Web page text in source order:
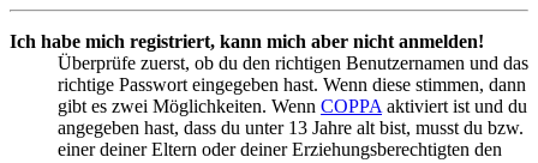
Ich habe mich registriert, kann mich aber nicht anmelden!
Überprüfe zuerst, ob du den richtigen Benutzernamen und das
richtige Passwort eingegeben hast. Wenn diese stimmen, dann
gibt es zwei Möglichkeiten. Wenn COPPA aktiviert ist und du
angegeben hast, dass du unter 13 Jahre alt bist, musst du bzw.
einer deiner Eltern oder deiner Erziehungsberechtigten den